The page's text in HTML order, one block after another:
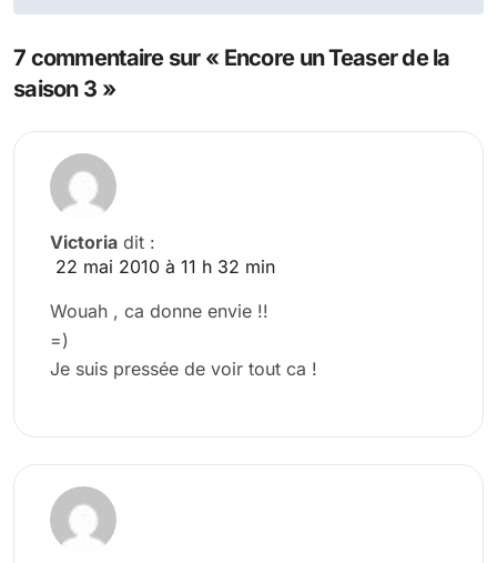
7 commentaire sur « Encore un Teaser de la
saison 3 »
Victoria dit :
22 mai 2010 à 11 h 32 min
Wouah , ca donne envie !!
=)
Je suis pressée de voir tout ca !